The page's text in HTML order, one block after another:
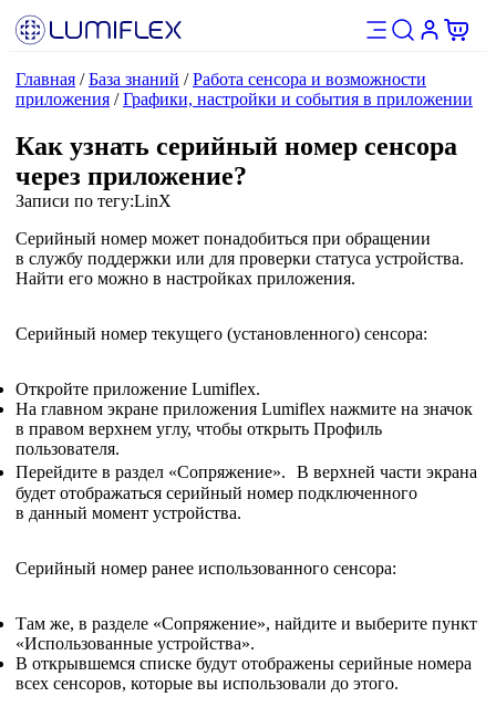
Главная /База знаний /Работа сенсора и возможности
приложения /Графики, настройки и события в приложении
Как узнать серийный номер сенсора
через приложение?
Записи по тегу:LinX
Серийный номер может понадобиться при обращении
в службу поддержки или для проверки статуса устройства.
Найти его можно в настройках приложения.
Серийный номер текущего (установленного) сенсора:
Откройте приложение Lumiflex.
На главном экране приложения Lumiflex нажмите на значок
в правом верхнем углу, чтобы открыть Профиль
пользователя.
Перейдите в раздел «Сопряжение». В верхней части экрана
будет отображаться серийный номер подключенного
в данный момент устройства.
Серийный номер ранее использованного сенсора:
Там же, в разделе «Сопряжение», найдите и выберите пункт
«Использованные устройства».
В открывшемся списке будут отображены серийные номера
всех сенсоров, которые вы использовали до этого.